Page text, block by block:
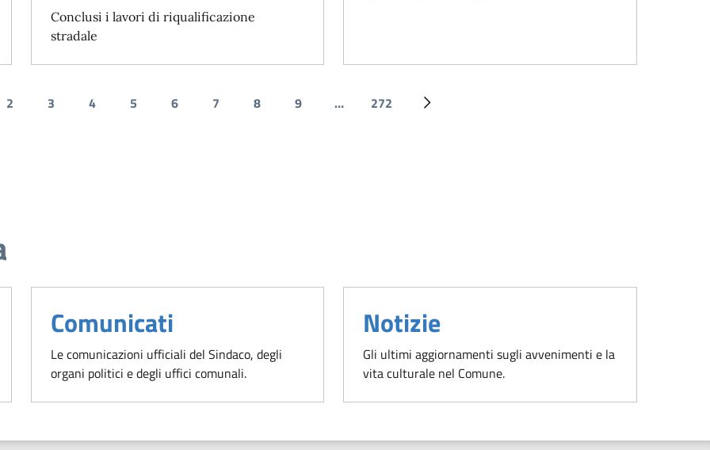
Conclusi i lavori di riqualificazione
stradale
attuale
Pagina
2
Pagina
3
Pagina
4
Pagina
5
Pagina
6
Pagina
7
Pagina
8
Pagina
9 …
Ultima pagina
272
Pagina successiva
Comunicati
Le comunicazioni ufficiali del Sindaco, degli
organi politici e degli uffici comunali.
Notizie
Gli ultimi aggiornamenti sugli avvenimenti e la
vita culturale nel Comune.